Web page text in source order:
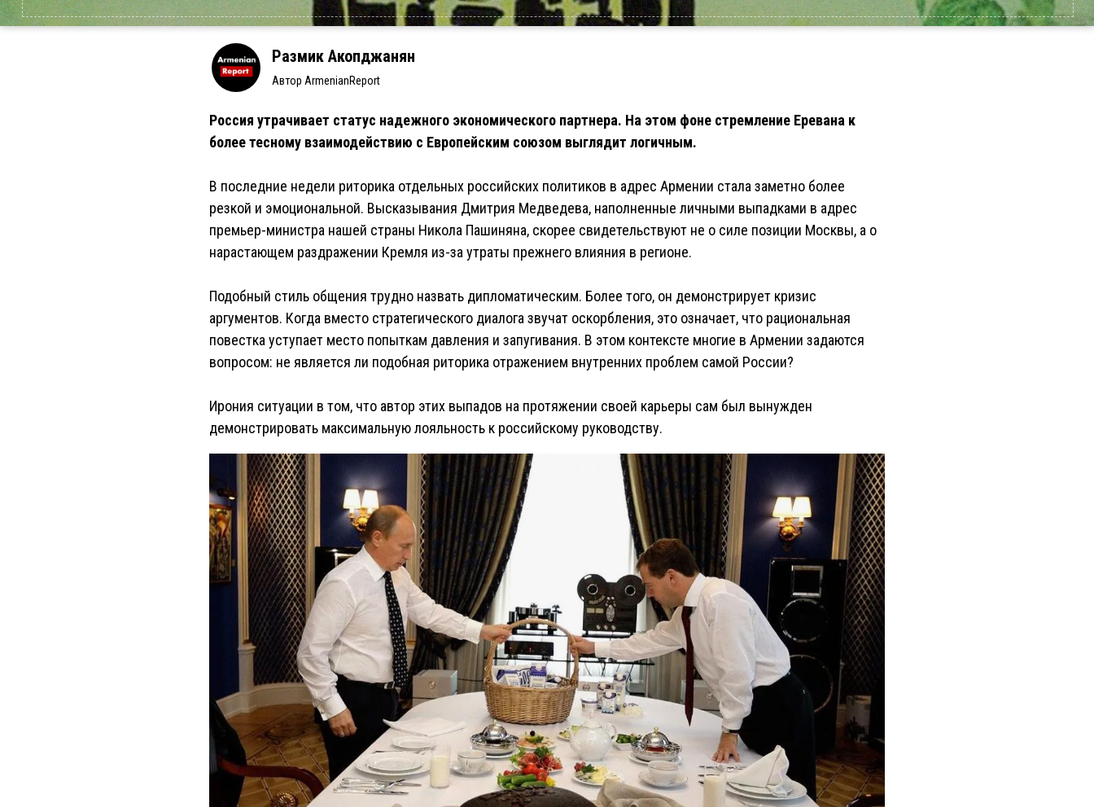
Размик Акопджанян
Автор ArmenianReport
Россия утрачивает статус надежного экономического партнера. На этом фоне стремление Еревана к
более тесному взаимодействию с Европейским союзом выглядит логичным.
В последние недели риторика отдельных российских политиков в адрес Армении стала заметно более
резкой и эмоциональной. Высказывания Дмитрия Медведева, наполненные личными выпадками в адрес
премьер-министра нашей страны Никола Пашиняна, скорее свидетельствуют не о силе позиции Москвы, а о
нарастающем раздражении Кремля из-за утраты прежнего влияния в регионе.
Подобный стиль общения трудно назвать дипломатическим. Более того, он демонстрирует кризис
аргументов. Когда вместо стратегического диалога звучат оскорбления, это означает, что рациональная
повестка уступает место попыткам давления и запугивания. В этом контексте многие в Армении задаются
вопросом: не является ли подобная риторика отражением внутренних проблем самой России?
Ирония ситуации в том, что автор этих выпадов на протяжении своей карьеры сам был вынужден
демонстрировать максимальную лояльность к российскому руководству.